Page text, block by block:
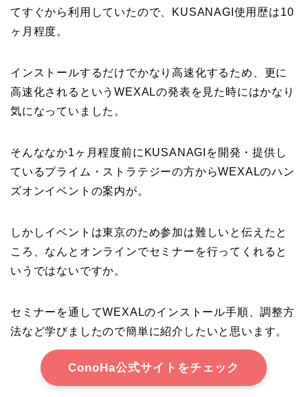
てすぐから利用していたので、KUSANAGI使用歴は10
ヶ月程度。
インストールするだけでかなり高速化するため、更に
高速化されるというWEXALの発表を見た時にはかなり
気になっていました。
そんななか1ヶ月程度前にKUSANAGIを開発・提供し
ているプライム・ストラテジーの方からWEXALのハン
ズオンイベントの案内が。
しかしイベントは東京のため参加は難しいと伝えたと
ころ、なんとオンラインでセミナーを行ってくれると
いうではないですか。
セミナーを通してWEXALのインストール手順、調整方
法など学びましたので簡単に紹介したいと思います。
ConoHa公式サイトをチェック